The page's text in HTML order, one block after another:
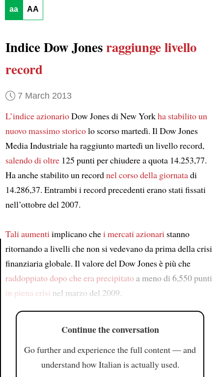
Article
aa AA
Indice Dow Jonesraggiunge livello
record
7 March 2013
L’indice azionarioDow Jones di New Yorkha stabilito un
nuovo massimo storicolo scorso martedì. Il Dow Jones
Media Industriale ha raggiunto martedì un livello record,
salendo di oltre125 punti per chiudere a quota 14.253,77.
Ha anche stabilito un recordnel corso della giornatadi
14.286,37. Entrambi i record precedenti erano stati fissati
nell’ottobre del 2007.
Tali aumentiimplicano chei mercati azionaristanno
ritornando a livelli che non si vedevano da prima della crisi
finanziaria globale. Il valore del Dow Jones è più che
raddoppiatodopo che era precipitatoa meno di 6,550 punti
in piena crisi nel marzo del 2009.
Continue the conversation
Go further and experience the full content — and
understand how Italian is actually used.